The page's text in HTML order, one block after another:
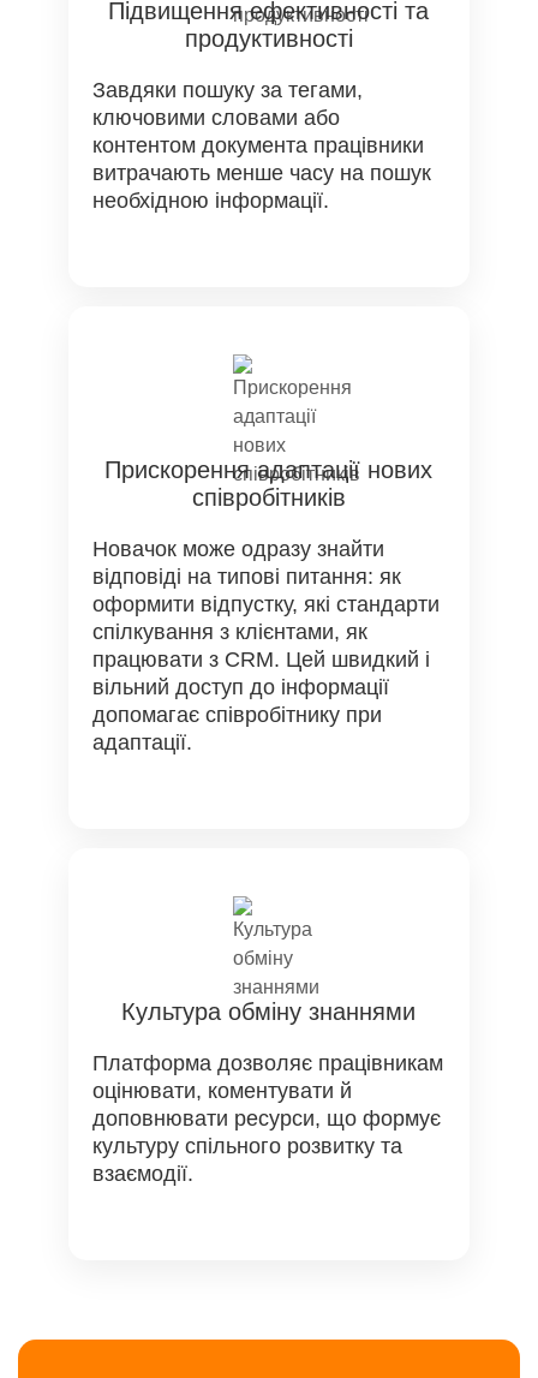
Підвищення ефективності та
продуктивності
Завдяки пошуку за тегами,
ключовими словами або
контентом документа працівники
витрачають менше часу на пошук
необхідною інформації.
Прискорення адаптації нових
співробітників
Новачок може одразу знайти
відповіді на типові питання: як
оформити відпустку, які стандарти
спілкування з клієнтами, як
працювати з CRM. Цей швидкий і
вільний доступ до інформації
допомагає співробітнику при
адаптації.
Культура обміну знаннями
Платформа дозволяє працівникам
оцінювати, коментувати й
доповнювати ресурси, що формує
культуру спільного розвитку та
взаємодії.